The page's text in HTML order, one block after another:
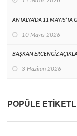
ANTALYA’DA 11 MAYIS’TA
10 Mayıs 2026
BAŞKAN ERCENGİZ
3 Haziran 2026
POPÜLE